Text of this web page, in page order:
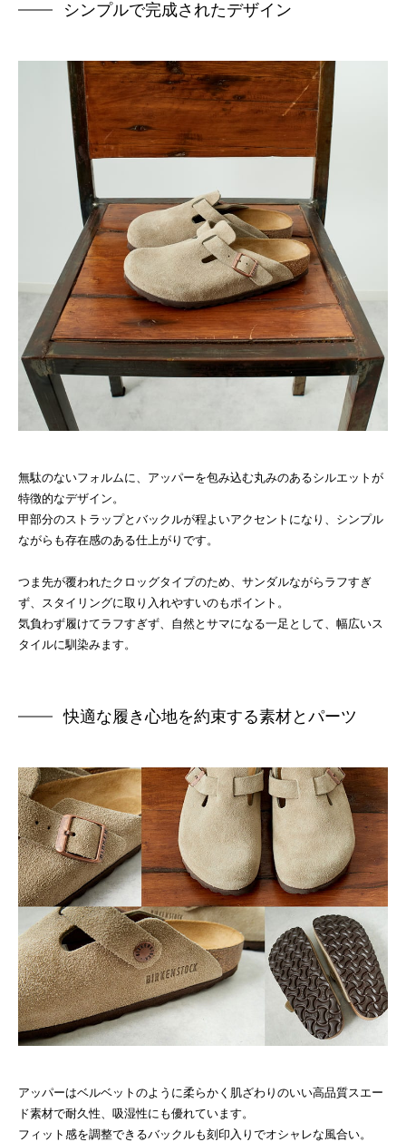
シンプルで完成されたデザイン
無駄のないフォルムに、アッパーを包み込む丸みのあるシルエットが
特徴的なデザイン。
甲部分のストラップとバックルが程よいアクセントになり、シンプル
ながらも存在感のある仕上がりです。
つま先が覆われたクロッグタイプのため、サンダルながらラフすぎ
ず、スタイリングに取り入れやすいのもポイント。
気負わず履けてラフすぎず、自然とサマになる一足として、幅広いス
タイルに馴染みます。
快適な履き心地を約束する素材とパーツ
アッパーはベルベットのように柔らかく肌ざわりのいい高品質スエー
ド素材で耐久性、吸湿性にも優れています。
フィット感を調整できるバックルも刻印入りでオシャレな風合い。